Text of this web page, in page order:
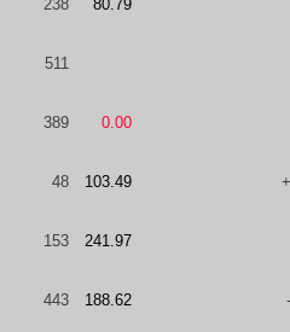
238 80.79
511
389 0.00
48 103.49
153 241.97
443 188.62